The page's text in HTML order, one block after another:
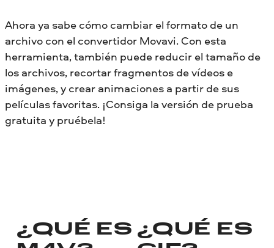
Ahora ya sabe cómo cambiar el formato de un
archivo con el convertidor Movavi. Con esta
herramienta, también puede reducir el tamaño de
los archivos, recortar fragmentos de vídeos e
imágenes, y crear animaciones a partir de sus
películas favoritas. ¡Consiga la versión de prueba
gratuita y pruébela!
¿QUÉ ES ¿QUÉ ES